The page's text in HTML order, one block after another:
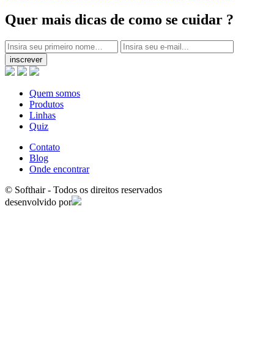
Quer mais dicas de como se cuidar ?
inscrever
Quem somos
Produtos
Linhas
Quiz
Contato
Blog
Onde encontrar
© Softhair - Todos os direitos reservados
desenvolvido por